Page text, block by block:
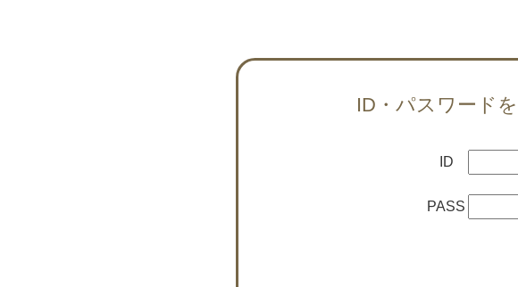
ID・パスワード
ID
PASS